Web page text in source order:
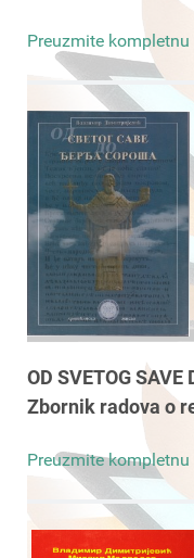
Preuzmite
OD SVETOG SAVE
Zbornik radova o
Preuzmite